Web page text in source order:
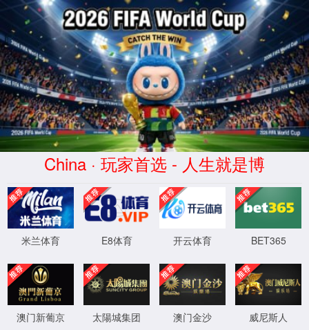
2026买世界杯赛事网站(中国
区)-Official website